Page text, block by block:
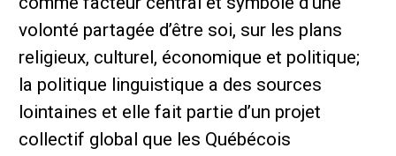
volonté partagée d’être soi, sur les plans
religieux, culturel, économique et politique;
la politique linguistique a des sources
lointaines et elle fait partie d’un projet
collectif global que les Québécois